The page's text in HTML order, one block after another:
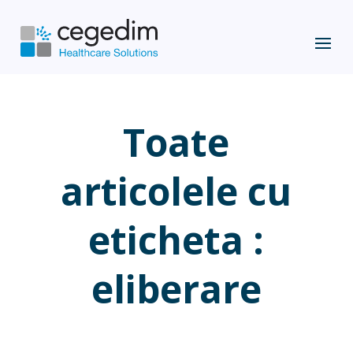
Toate
articolele cu
eticheta :
eliberare